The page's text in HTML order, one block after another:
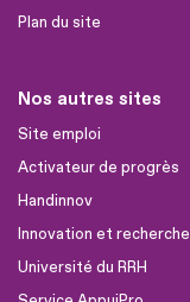
Plan du site
Nos autres sites
Site emploi
Activateur de progrès
Handinnov
Innovation et recherche
Université du RRH